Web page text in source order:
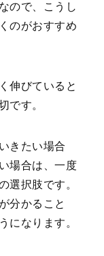
ので、こうし
のがおすすめ
伸びていると
です。
きたい場合
場合は、一度
選択肢です。
分かること
になります。